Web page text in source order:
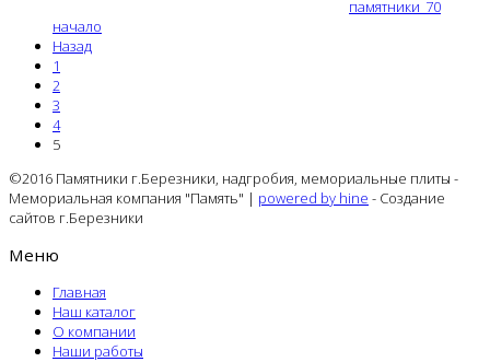
начало
Назад
1
2
3
4
5
©2016 Памятники г.Березники, надгробия, мемориальные плиты -
Мемориальная компания "Память" | powered by hine - Создание
сайтов г.Березники
Меню
Главная
Наш каталог
О компании
Наши работы